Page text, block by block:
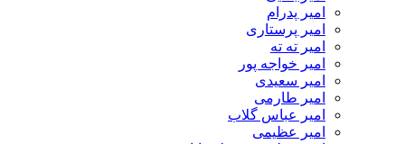
امیر پدرام
امیر پرستاری
امیر ته ته
امیر خواجه پور
امیر سعیدی
امیر طارمی
امیر عباس گلاب
امیر عظیمی